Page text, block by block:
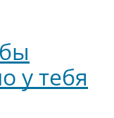
у тебя